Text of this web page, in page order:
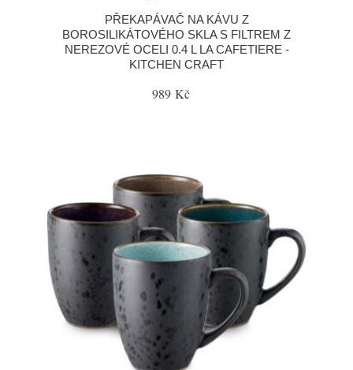
PŘEKAPÁVAČ NA KÁVU Z
BOROSILIKÁTOVÉHO SKLA S FILTREM Z
NEREZOVÉ OCELI 0.4 L LA CAFETIERE -
KITCHEN CRAFT
989 Kč